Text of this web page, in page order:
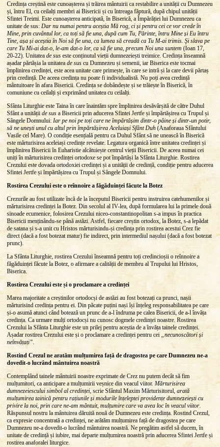
Credința creștină este cunoașterea și trăirea mântuirii ca restabilire a unității cu Dumnezeu
și, întru El, cu ceilalți membri ai Bisericii și cu întreaga făptură, după chipul unității
Sfintei Treimi. Este cunoașterea anticipată, în Biserică, a Împărăției lui Dumnezeu ca
unitate de sus: Dar nu numai pentru aceștia Mă rog, ci și pentru cei ce vor crede în
Mine, prin cuvântul lor, ca toți să fie una, după cum Tu, Părinte, întru Mine și Eu întru
Tine, așa și aceștia în Noi să fie una, ca lumea să creadă ca Tu M-ai trimis. Şi slava pe
care Tu Mi-ai dat-o, le-am dat-o lor, ca să fie una, precum Noi una suntem (Ioan 17,
20-22). Unitatea de sus este conținutul vieții dumnezeiești treimice. Credința înseamnă
așadar părtășia la unitatea de sus cu Dumnezeu și semenii, iar Biserica este tocmai
împlinirea credinței, este acea unitate care primește, în care se intră și la care devii părtaș
prin credință. De aceea credința nu poate fi individualistă. Nu poți avea credință
mântuitoare în afara Bisericii. Credința se dobândește și se trăiește în Biserică, în
comuniune cu ceilalți și exprimând unitatea cu ceilalți.
Sfânta Liturghie este Taina în care înaintăm spre împlinirea desăvârșită de către Duhul
Sfânt a unității de sus a Bisericii prin aducerea Sfintei Jertfe și împărtășirea cu Trupul și
Sângele Domnului: Iar pe noi pe toți care ne împărtășim dintr-o pâine și dintr-un potir,
să ne unești unul cu altul prin împărtășirea Aceluiași Sfânt Duh (Anaforaua Sfântului
Vasile cel Mare). O condiție esențială pentru ca Duhul Sfânt să ne unească în Biserică
este mărturisirea aceleiași credințe revelate. Legatura organică între unitatea credinței și
împlinirea Bisericii în Euharistie alcătuiește centrul vieții Bisericii. De aceea numai cei
uniți în mărturisirea credinței ortodoxe se pot împărtăși la Sfânta Liturghie. Rostirea
Crezului este dovada ortodoxiei credinței și a unității de credință, condiție pentru aducerea
Sfintei Jertfe și împărtășirea cu Trupul și Sângele Domnului.
Rostirea Crezului este o reînnoire a făgăduinței făcute la Botez
Crezurile au fost utilizate încă de la începutul Bisericii pentru instruirea catehumenilor și
mărturisirea credinței la Botez. Din secolul al IV-lea, după formularea lui la primele două
sinoade ecumenice, folosirea Crezului niceo-constantinopolitan s-a impus în practica
Bisericii menținându-se până astăzi. Astfel, fiecare creștin ortodox, la Botez, s-a lepădat
de satana și s-a unit cu Hristos mărturisindu-și credința prin rostirea acestui Crez fie
direct (dacă a fost botezat matur) fie indirect, prin intermediul nașului (dacă a fost botezat
prunc).
La Sfânta Liturghie, rostirea Crezului înseamnă pentru toți credincioșii o reînnoire a
făgăduinței făcute la Botez, o afirmare a calității de membru al Trupului lui Hristos,
Biserica.
Rostirea Crezului este și o proclamare a credinței
Marea majoritate a creștinilor ortodocși de astăzi au fost botezați ca prunci, nașii
mărturisind credința pentru ei. Din păcate puțini nași își înțeleg responsabilitatea pe care
și-o asumă atunci când botează un prunc de a-l îndruma pe calea Bisericii, de a-l învăța
credința. Ca urmare mulți ortodocși nu cunosc dogmele credinței noastre. Rostirea
Crezului la Sfânta Liturghie este un prilej pentru aceștia de a învăța tainele credinței.
Așadar rostirea Crezului este și o proclamare a credinței pentru cei „necunoscători și
neînvățați”.
Rostind Crezul ne aratăm mulțumirea față de dragostea pe care Dumnezeu ne-a
dovedit-o lucrând mântuirea noastră
Contemplând tainele mântuirii noastre exprimate de Crez nu putem decât să fim
mulțumitori, ca anticipare a mulțumirii veșnice din veacul viitor. Mărturisirea
dumnezeiescului simbol al credinței, scrie Sfântul Maxim Mărturisitorul, arată
mulțumirea tainică pentru rațiunile și modurile înțeleptei providențe dumnezeiești cu
privire la noi, prin care ne-am mântuit, mulțumire care va avea loc în veacul viitor.
Răspunsul nostru la mântuirea dăruită nouă de Dumnezeu este credința. Rostind Crezul,
ca expresie concentrată a credinței, ne arătăm mulțumirea față de dragostea pe care
Dumnezeu ne-a dovedit-o lucrând mântuirea noastră. Ne pregătim astfel să ducem, în
unitate de credință și iubire, mai departe mulțumirea noastră prin aducerea Sfintei Jertfe și
rostirea anaforalei liturgice.